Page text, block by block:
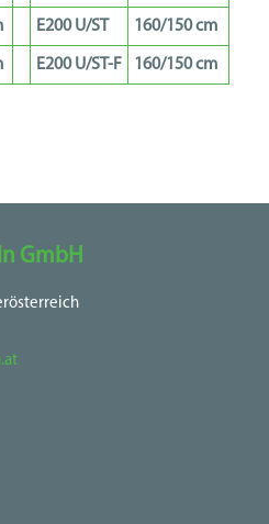
E200 U/ST 160/150 cm
E200 U/ST-F 160/150 cm
GmbH